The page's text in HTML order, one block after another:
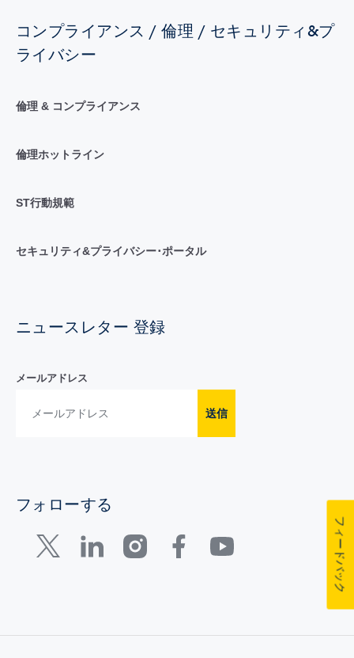
コンプライアンス / 倫理 / セキュリティ&プ
ライバシー
倫理 & コンプライアンス
倫理ホットライン
ST行動規範
セキュリティ&プライバシー･ポータル
ニュースレター 登録
メールアドレス
送信
フォローする
フィードバック